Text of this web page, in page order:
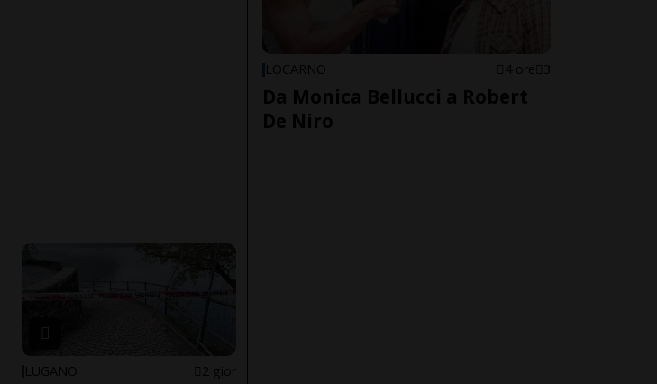
LUGANO 2 gior
LOCARNO 4 ore 3
Da Monica Bellucci a Robert
De Niro